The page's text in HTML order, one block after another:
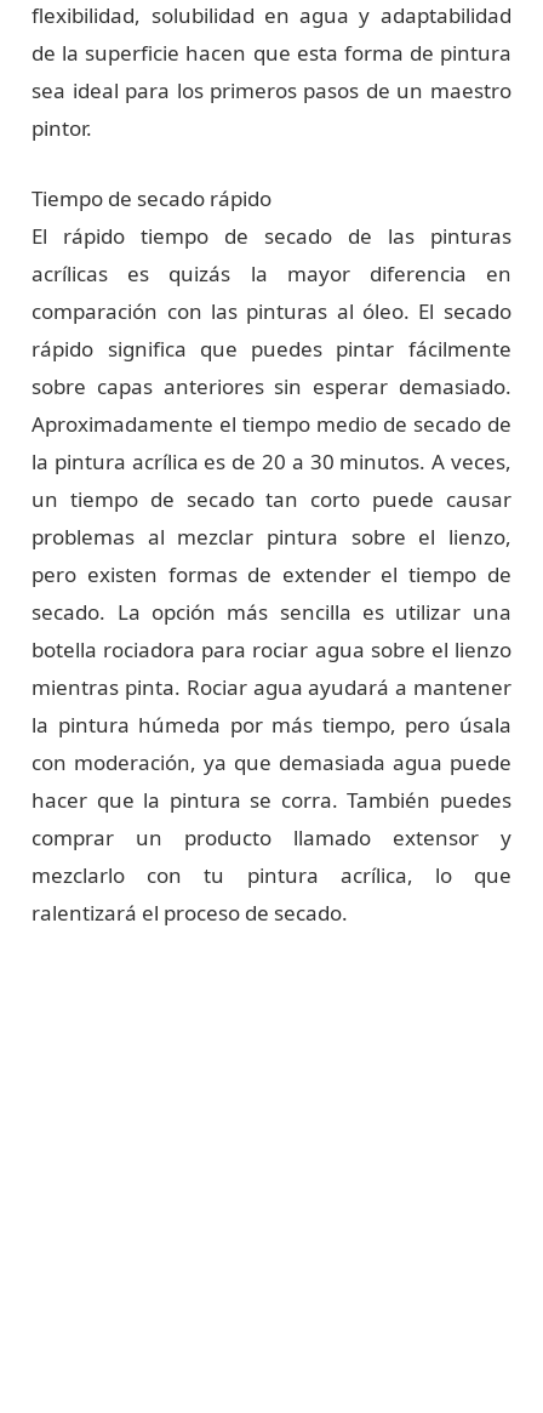
d
o
flexibilidad, solubilidad en agua y adaptabilidad
de la superficie hacen que esta forma de pintura
sea ideal para los primeros pasos de un maestro
pintor.
Tiempo de secado rápido
El rápido tiempo de secado de las pinturas
acrílicas es quizás la mayor diferencia en
comparación con las pinturas al óleo. El secado
rápido significa que puedes pintar fácilmente
sobre capas anteriores sin esperar demasiado.
Aproximadamente el tiempo medio de secado de
la pintura acrílica es de 20 a 30 minutos. A veces,
un tiempo de secado tan corto puede causar
problemas al mezclar pintura sobre el lienzo,
pero existen formas de extender el tiempo de
secado. La opción más sencilla es utilizar una
botella rociadora para rociar agua sobre el lienzo
mientras pinta. Rociar agua ayudará a mantener
la pintura húmeda por más tiempo, pero úsala
con moderación, ya que demasiada agua puede
hacer que la pintura se corra. También puedes
comprar un producto llamado extensor y
mezclarlo con tu pintura acrílica, lo que
ralentizará el proceso de secado.